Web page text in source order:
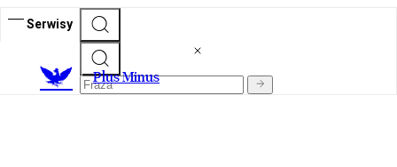
Serwisy
Plus Minus